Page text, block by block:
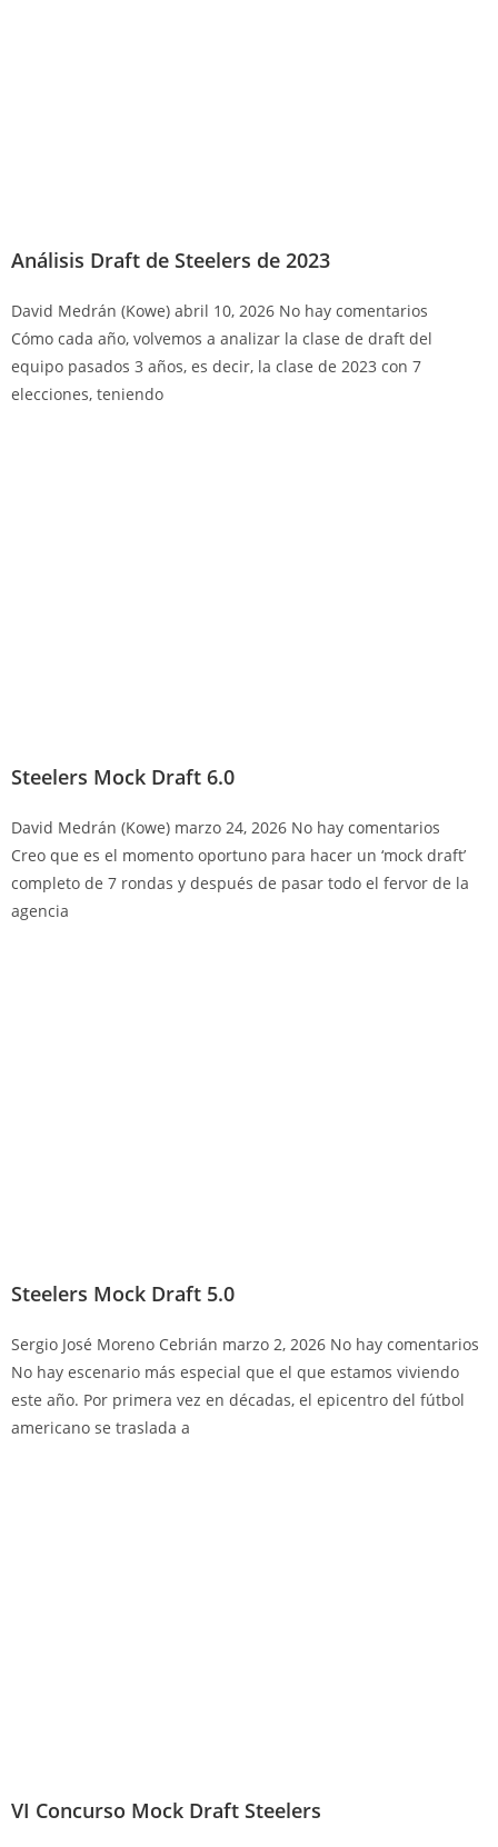
Análisis Draft de Steelers de 2023
David Medrán (Kowe) abril 10, 2026 No hay comentarios
Cómo cada año, volvemos a analizar la clase de draft del
equipo pasados 3 años, es decir, la clase de 2023 con 7
elecciones, teniendo
Steelers Mock Draft 6.0
David Medrán (Kowe) marzo 24, 2026 No hay comentarios
Creo que es el momento oportuno para hacer un ‘mock draft’
completo de 7 rondas y después de pasar todo el fervor de la
agencia
Steelers Mock Draft 5.0
Sergio José Moreno Cebrián marzo 2, 2026 No hay comentarios
No hay escenario más especial que el que estamos viviendo
este año. Por primera vez en décadas, el epicentro del fútbol
americano se traslada a
VI Concurso Mock Draft Steelers